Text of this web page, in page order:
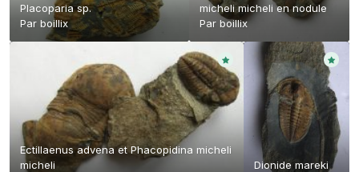
Placoparia sp.
Par boillix
micheli micheli en nodule
Parboillix
Ectillaenus advena et Phacopidina micheli
micheli
Dionide mareki